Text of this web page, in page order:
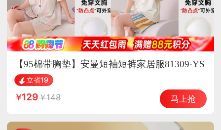
【95棉带胸垫】安曼短袖短裤家居服81309·YS
81302
立省19
129 148 马上抢